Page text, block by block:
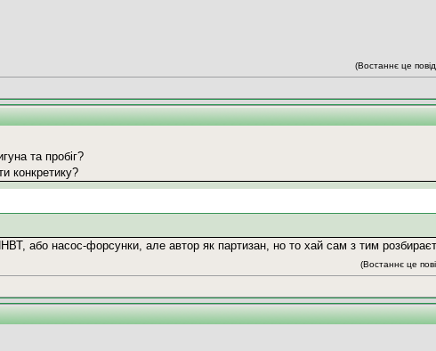
(Востаннє це
та пробіг?
конкретику?
або насос-форсунки, але автор як партизан, но то хай сам з тим
(Востаннє це